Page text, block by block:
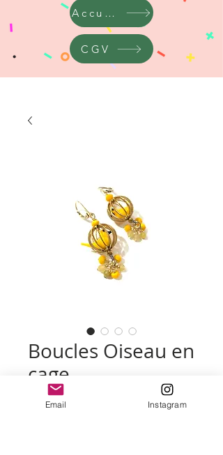
Accueil
CGV
Boucles Oiseau en
cage
45,00 €Prix
Email Instagram